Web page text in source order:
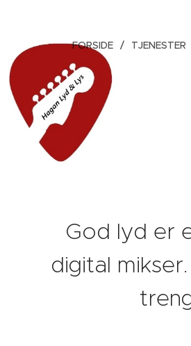
FORSIDE TJENESTER
God lyd er
digital